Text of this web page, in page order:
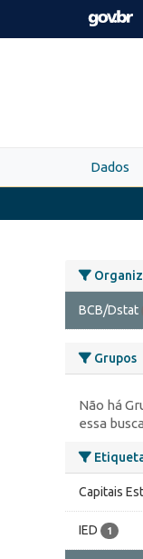
Skip to main content
Dados
BCB/Dstat
Grupos
Não há
essa busca
Capitais
IED 1